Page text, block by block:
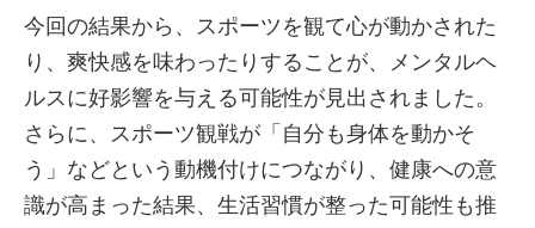
今回の結果から、スポーツを観て心が動かされた
り、爽快感を味わったりすることが、メンタルヘ
ルスに好影響を与える可能性が見出されました。
さらに、スポーツ観戦が「自分も身体を動かそ
う」などという動機付けにつながり、健康への意
識が高まった結果、生活習慣が整った可能性も推